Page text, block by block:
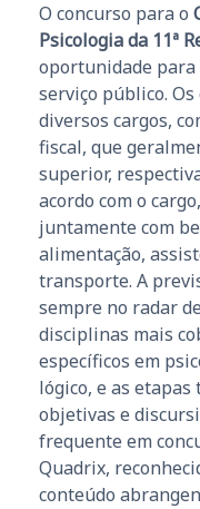
O concurso para o
Psicologia da 11ª
oportunidade para
serviço público.
diversos cargos,
fiscal, que
superior,
acordo com o
juntamente com
alimentação,
transporte. A
sempre no radar
disciplinas mais
específicos em
lógico, e as
objetivas e
frequente em
Quadrix,
conteúdo